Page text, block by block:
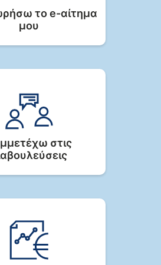
το e-αίτημα
μου
στις